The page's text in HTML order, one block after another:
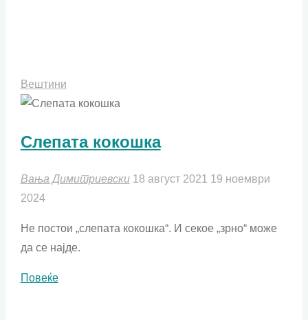
Вештини
Слепата кокошка
Вања Димитриевски 18 август 2021 19 ноември
2024
Не постои „слепата кокошка“. И секое „зрно“ може
да се најде.
Повеќе"Слепата